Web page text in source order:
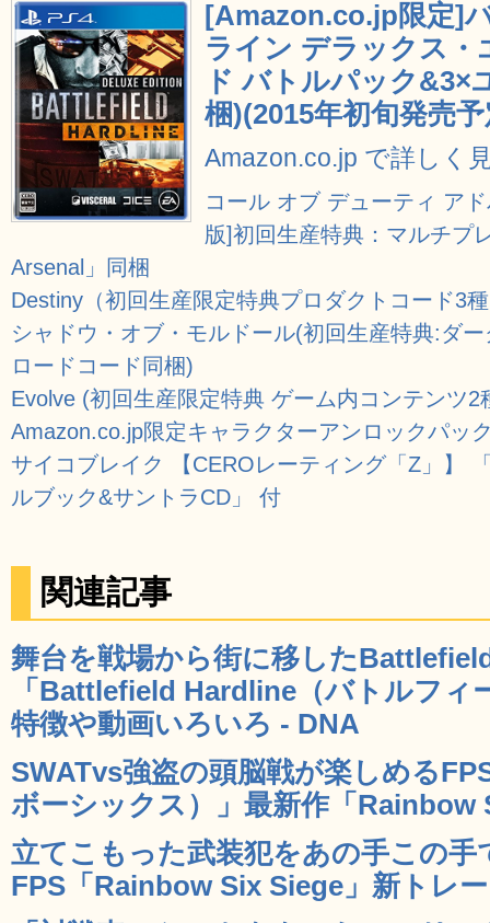
[Amazon.co.jp限定]
ライン デラックス・
ド バトルパック&3×
梱)(2015年初旬発売
Amazon.co.jp で詳しく
コール オブ デューティ ア
版]初回生産特典：マルチプ
Arsenal」同梱
Destiny（初回生産限定特典プロダクトコード3
シャドウ・オブ・モルドール(初回生産特典:ダ
ロードコード同梱)
Evolve (初回生産限定特典 ゲーム内コンテンツ
Amazon.co.jp限定キャラクターアンロックパッ
サイコブレイク 【CEROレーティング「Z」】
ルブック&サントラCD」 付
関連記事
舞台を戦場から街に移した
「Battlefield Hardline（バトルフィ
特徴や動画いろいろ - DNA
SWATvs強盗の頭脳戦が楽しめる
ボーシックス）」最新作「Rainbow
立てこもった武装犯をあの手この手
FPS「Rainbow Six Siege」新トレ